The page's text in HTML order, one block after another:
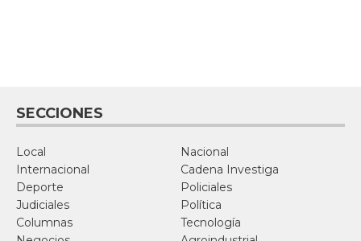
SECCIONES
Local
Nacional
Internacional
Cadena Investiga
Deporte
Policiales
Judiciales
Política
Columnas
Tecnología